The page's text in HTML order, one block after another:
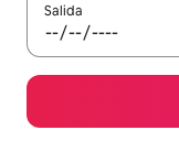
Salida